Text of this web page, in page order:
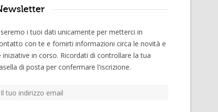
i tuoi dati unicamente per metterci in
con te e fornirti informazioni circa le novità e
iniziative in corso. Ricordati di controllare la tua
di posta per confermare l'iscrizione.